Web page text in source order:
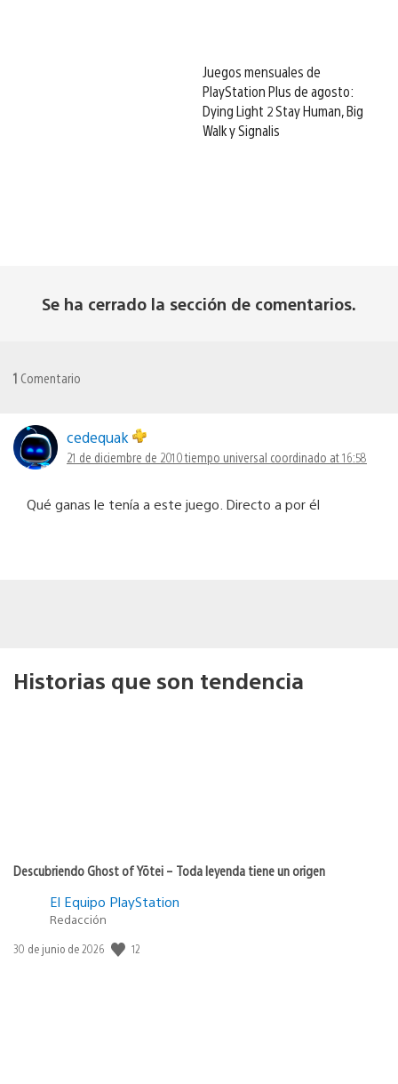
Juegos mensuales de
PlayStation Plus de agosto:
Dying Light 2 Stay Human, Big
Walk y Signalis
Se ha cerrado la sección de comentarios.
1 Comentario
cedequak
21 de diciembre de 2010 tiempo universal coordinado at 16:58
Qué ganas le tenía a este juego. Directo a por él
Historias que son tendencia
Descubriendo Ghost of Yōtei – Toda leyenda tiene un origen
El Equipo PlayStation
Redacción
Fecha
30 de junio de 2026 12